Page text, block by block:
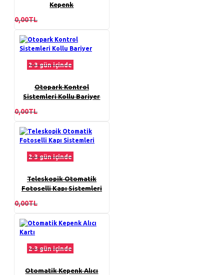
Kepenk
0,00TL
2-3 gün içinde
Otopark Kontrol
Sistemleri Kollu Bariyer
0,00TL
2-3 gün içinde
Teleskopik Otomatik
Fotoselli Kapı Sistemleri
0,00TL
2-3 gün içinde
Otomatik Kepenk Alıcı